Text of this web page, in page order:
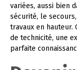
variées, aussi bien
sécurité, le
travaux en hauteur.
de technicité, une
parfaite